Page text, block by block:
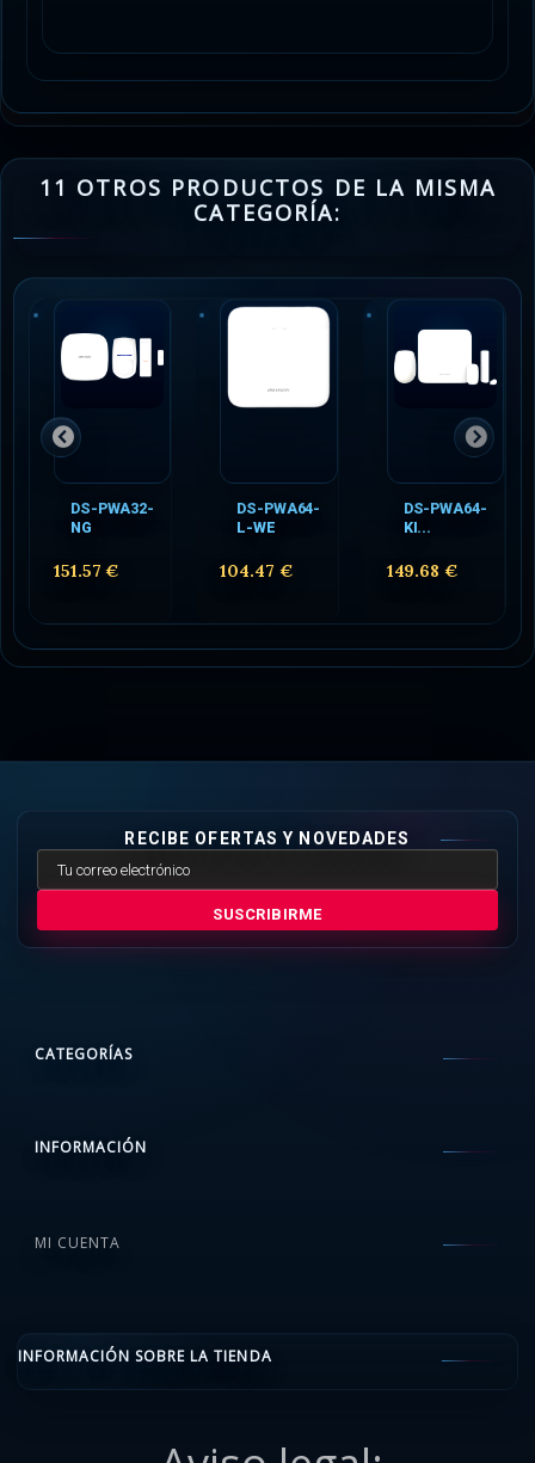
11 OTROS PRODUCTOS DE LA MISMA
CATEGORÍA:
DS-PWA32-
NG
151.57 €
DS-PWA64-
L-WE
104.47 €
DS-PWA64-
KI...
149.68 €
RECIBE OFERTAS Y NOVEDADES
SUSCRIBIRME
CATEGORÍAS
INFORMACIÓN
MI CUENTA
INFORMACIÓN SOBRE LA TIENDA